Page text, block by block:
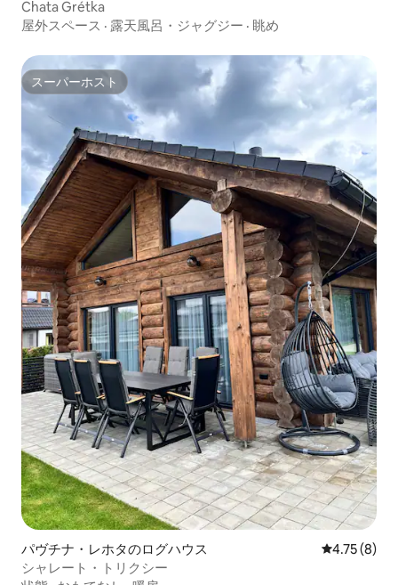
Chata Grétka
屋外スペース · 露天風呂・ジャグジー · 眺め
スーパーホスト
スーパーホスト
パヴチナ・レホタのログハウス レビュー8
4.75 (8)
シャレート・トリクシー